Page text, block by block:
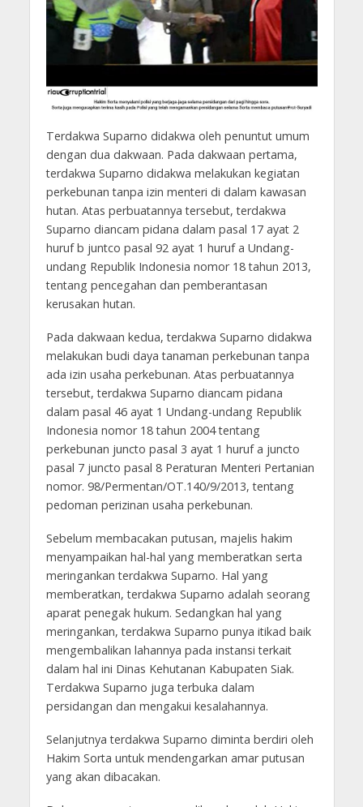
Terdakwa Suparno didakwa oleh penuntut umum
dengan dua dakwaan. Pada dakwaan pertama,
terdakwa Suparno didakwa melakukan kegiatan
perkebunan tanpa izin menteri di dalam kawasan
hutan. Atas perbuatannya tersebut, terdakwa
Suparno diancam pidana dalam pasal 17 ayat 2
huruf b juntco pasal 92 ayat 1 huruf a Undang-
undang Republik Indonesia nomor 18 tahun 2013,
tentang pencegahan dan pemberantasan
kerusakan hutan.
Pada dakwaan kedua, terdakwa Suparno didakwa
melakukan budi daya tanaman perkebunan tanpa
ada izin usaha perkebunan. Atas perbuatannya
tersebut, terdakwa Suparno diancam pidana
dalam pasal 46 ayat 1 Undang-undang Republik
Indonesia nomor 18 tahun 2004 tentang
perkebunan juncto pasal 3 ayat 1 huruf a juncto
pasal 7 juncto pasal 8 Peraturan Menteri Pertanian
nomor. 98/Permentan/OT.140/9/2013, tentang
pedoman perizinan usaha perkebunan.
Sebelum membacakan putusan, majelis hakim
menyampaikan hal-hal yang memberatkan serta
meringankan terdakwa Suparno. Hal yang
memberatkan, terdakwa Suparno adalah seorang
aparat penegak hukum. Sedangkan hal yang
meringankan, terdakwa Suparno punya itikad baik
mengembalikan lahannya pada instansi terkait
dalam hal ini Dinas Kehutanan Kabupaten Siak.
Terdakwa Suparno juga terbuka dalam
persidangan dan mengakui kesalahannya.
Selanjutnya terdakwa Suparno diminta berdiri oleh
Hakim Sorta untuk mendengarkan amar putusan
yang akan dibacakan.